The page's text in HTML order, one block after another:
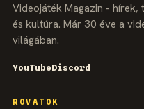
Videojáték Magazin - hírek,
és kultúra. Már 30 éve a
világában.
YouTubeDiscord
ROVATOK